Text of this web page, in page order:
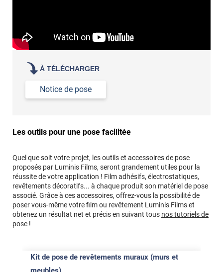
À TÉLÉCHARGER
Notice de pose
Les outils pour une pose facilitée
Quel que soit votre projet, les outils et accessoires de pose
proposés par Luminis Films, seront grandement utiles pour la
réussite de votre application ! Film adhésifs, électrostatiques,
revêtements décoratifs... à chaque produit son matériel de pose
associé. Grâce à ces accessoires, offrez-vous la possibilité de
poser vous-même votre film ou revêtement Luminis Films et
obtenez un résultat net et précis en suivant tous nos tutoriels de
pose !
Kit de pose de revêtements muraux (murs et